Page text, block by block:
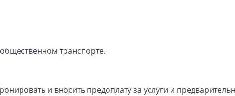
транспорте.
и вносить предоплату за услуги и